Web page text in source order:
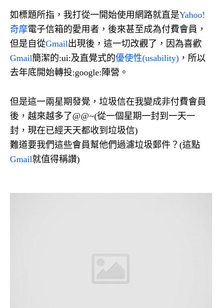
如標題所指，我打從一開始使用網路就直是Yahoo!
奇摩電子信箱的愛用者，後來甚至成為付費會員，
但是自從Gmail出現後，這一切改觀了，因為喜歡
Gmail簡潔的:ui:及直覺式的優使性(usability) ，所以
去年底開始轉投:google:陣營。
但是這一兩星期發覺，垃圾信在我變成非付費會員
後，越來越多了@@~(從一個星期一封到一天一
封，現在已經天天都收到垃圾信)
難道要我們這些會員幫他們過濾垃圾郵件？(這點
Gmail就值得稱讚)